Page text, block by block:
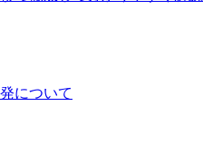
について